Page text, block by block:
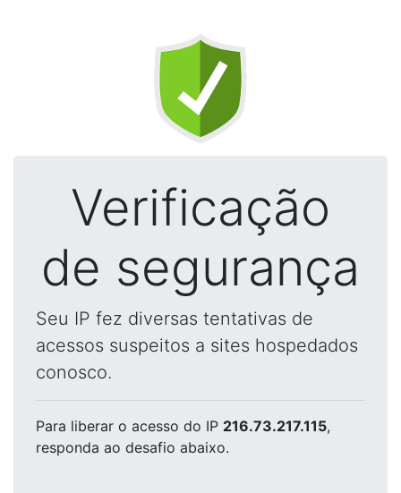
Verificação
de segurança
Seu IP fez diversas tentativas de
acessos suspeitos a sites hospedados
conosco.
Para liberar o acesso do IP 216.73.217.115,
responda ao desafio abaixo.